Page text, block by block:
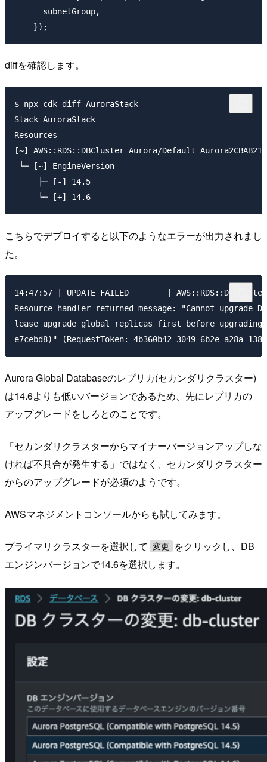
      subnetGroup,
diffを確認します。
$ npx cdk diff AuroraStack
Stack AuroraStack
Resources
[~] AWS::RDS::DBCluster Aurora/Default Aurora2CBAB212
└─ [~] EngineVersion
     ├─ [-] 14.5
こちらでデプロイすると以下のようなエラーが出力されまし
た。
14:47:57 | UPDATE_FAILED        |
Resource handler returned message: "Cannot
lease upgrade global replicas first before upgrading
Aurora Global Databaseのレプリカ(セカンダリクラスター)
は14.6よりも低いバージョンであるため、先にレプリカの
アップグレードをしろとのことです。
「セカンダリクラスターからマイナーバージョンアップしな
ければ不具合が発生する」ではなく、セカンダリクラスター
からのアップグレードが必須のようです。
AWSマネジメントコンソールからも試してみます。
プライマリクラスターを選択して 変更
をクリックし、DB
エンジンバージョンで14.6を選択します。